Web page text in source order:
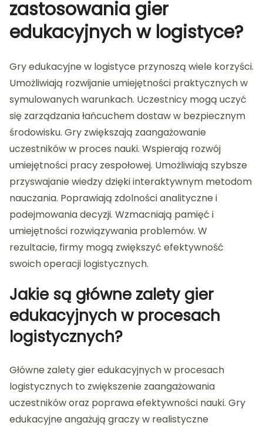
zastosowania gier
edukacyjnych w logistyce?
Gry edukacyjne w logistyce przynoszą wiele korzyści.
Umożliwiają rozwijanie umiejętności praktycznych w
symulowanych warunkach. Uczestnicy mogą uczyć
się zarządzania łańcuchem dostaw w bezpiecznym
środowisku. Gry zwiększają zaangażowanie
uczestników w proces nauki. Wspierają rozwój
umiejętności pracy zespołowej. Umożliwiają szybsze
przyswajanie wiedzy dzięki interaktywnym metodom
nauczania. Poprawiają zdolności analityczne i
podejmowania decyzji. Wzmacniają pamięć i
umiejętności rozwiązywania problemów. W
rezultacie, firmy mogą zwiększyć efektywność
swoich operacji logistycznych.
Jakie są główne zalety gier
edukacyjnych w procesach
logistycznych?
Główne zalety gier edukacyjnych w procesach
logistycznych to zwiększenie zaangażowania
uczestników oraz poprawa efektywności nauki. Gry
edukacyjne angażują graczy w realistyczne